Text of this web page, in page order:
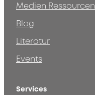
Medien Ressourcen
Blog
Literatur
Events
Services